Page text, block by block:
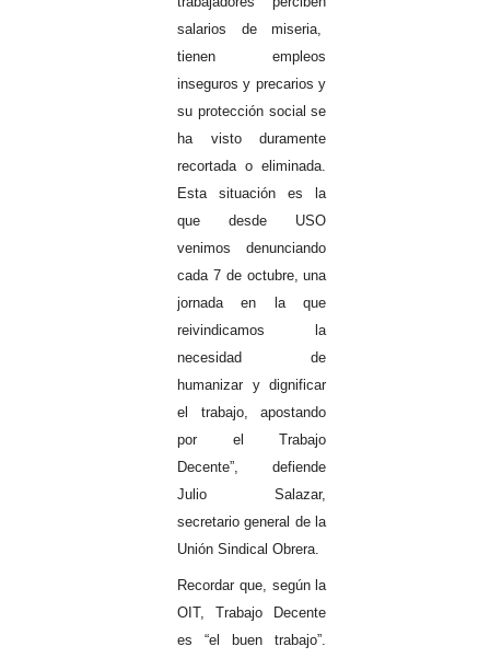
salarios de miseria,
tienen empleos
inseguros y precarios y
su protección social se
ha visto duramente
recortada o eliminada.
Esta situación es la
que desde USO
venimos denunciando
cada 7 de octubre, una
jornada en la que
reivindicamos la
necesidad de
humanizar y dignificar
el trabajo, apostando
por el Trabajo
Decente”, defiende
Julio Salazar,
secretario general de la
Unión Sindical Obrera.
Recordar que, según la
OIT, Trabajo Decente
es “el buen trabajo”.